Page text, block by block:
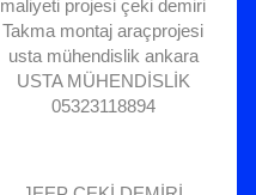
maliyeti projesi çeki demiri
Takma montaj araçprojesi
usta mühendislik ankara
USTA MÜHENDİSLİK
05323118894